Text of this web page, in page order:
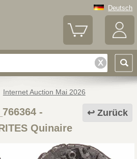
Deutsch
Internet Auction Mai 2026
Zurück
-
Quinaire